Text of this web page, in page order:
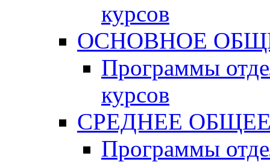
курсов
ОСНОВНОЕ
Программы
курсов
СРЕДНЕЕ
Программы